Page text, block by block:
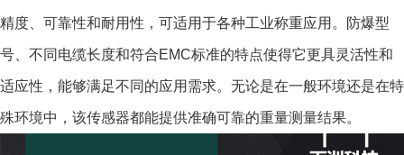
精度、可靠性和耐用性，可适用于各种工业称重应用。防爆型
号、不同电缆长度和符合EMC标准的特点使得它更具灵活性和
适应性，能够满足不同的应用需求。无论是在一般环境还是在特
殊环境中，该传感器都能提供准确可靠的重量测量结果。